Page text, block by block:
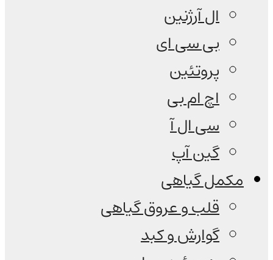
ال آرژنین
بی سی ای
پروتئین
اچ ام بی
سی ال آ
گین آپ
مکمل گیاهی
قلب و عروق گیاهی
گوارش و کبد